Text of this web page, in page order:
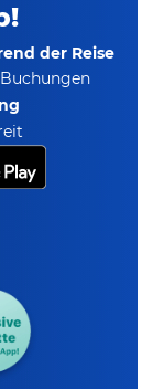
der Reise